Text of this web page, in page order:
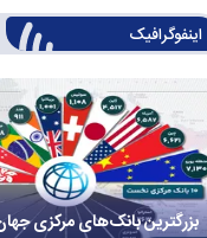
اینفوگرافیک
بزرگترین بانک‌های مرکزی